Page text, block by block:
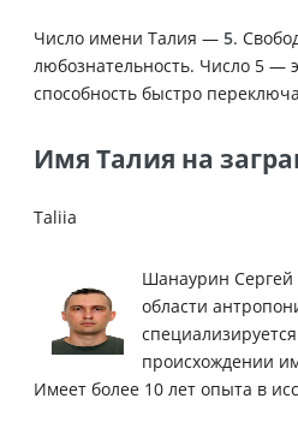
Число имени Талия — 5.
любознательность. Число 5 —
способность быстро
Имя Талия на
Taliia
Шанаурин Сергей
области
происхождении
Имеет более 10 лет опыта в